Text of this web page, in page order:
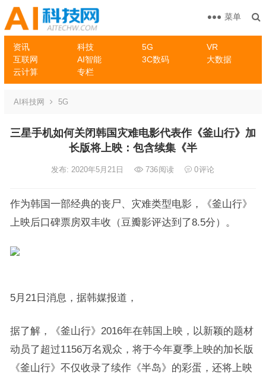
资讯 科技 5G
VR
互联网
AI智能 3C数码
大数据
云计算
专栏
菜单
AI科技网 5G
三星手机如何关闭韩国灾难电影代表作《釜山行》加
长版将上映：包含续集《半
发布: 2020年5月21日 736阅读 0评论
作为韩国一部经典的丧尸、灾难类型电影，《釜山行》
上映后口碑票房双丰收（豆瓣影评达到了8.5分）。
5月21日消息，据韩媒报道，
据了解，《釜山行》2016年在韩国上映，以新颖的题材
动员了超过1156万名观众，将于今年夏季上映的加长版
《釜山行》不仅收录了续作《半岛》的彩蛋，还将上映